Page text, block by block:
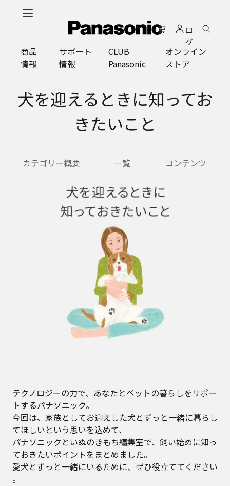
ロ
グ
イ
ン
商品
情報
サポート
情報
CLUB
Panasonic
オンライン
ストア
犬を迎えるときに知ってお
きたいこと
カテゴリー概要 一覧 コンテンツ
テクノロジーの力で、あなたとペットの暮らしをサポー
トするパナソニック。
今回は、家族としてお迎えした犬とずっと一緒に暮らし
てほしいという思いを込めて、
パナソニックといぬのきもち編集室で、飼い始めに知っ
ておきたいポイントをまとめました。
愛犬とずっと一緒にいるために、ぜひ役立ててください
。